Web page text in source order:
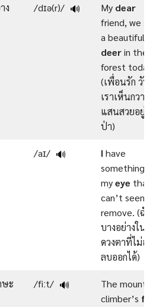
ง /dɪə(r)/ 🔊 My dear
friend, we
a beautiful
deerin the
forest today.
(เพื่อนรัก วัน
เราเห็นกวาง
แสนสวยอยู่ใ
ป่า)
/aɪ/ 🔊 I have
something in
myeye that
can’t seem
remove. (ฉั
บางอย่างใน
ดวงตาที่ไม่อ
ลบออกได้)
ษะ
/fiːt/ 🔊
The
climber’s